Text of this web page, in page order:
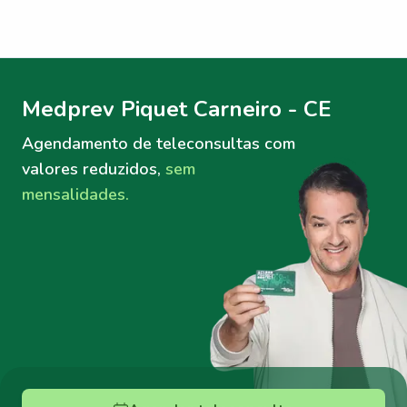
Medprev Piquet Carneiro - CE
Agendamento de teleconsultas com
valores reduzidos, sem
mensalidades.